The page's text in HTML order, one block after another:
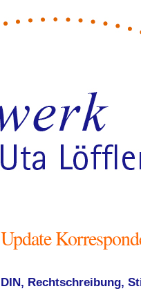
Update
DIN, Rechtschreibung,